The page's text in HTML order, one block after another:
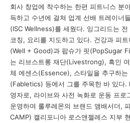
회사 창업에 착수하는 한편 피트니스 분
득하고 수년에 걸쳐 업계 선배 트레이너
(ISC Wellness)를 세웠다. 잉그리드는
코칭, 요리를 지도하고 있다. 건강과 피
(Well + Good)과 팝슈가 핏(PopSugar
는 리브스트롱 재단(Livestrong), 흑인
체 에센스(Essence), 스타일을 추구하
(Fabletics) 등에서 그를 주목한 바 있다.
영자로, 라이브와 사전 녹화로 운동 프로
운영하며 룰루레몬의 브랜드 앰배서더,
CAMP) 캘리포니아 로스앤젤레스 지부